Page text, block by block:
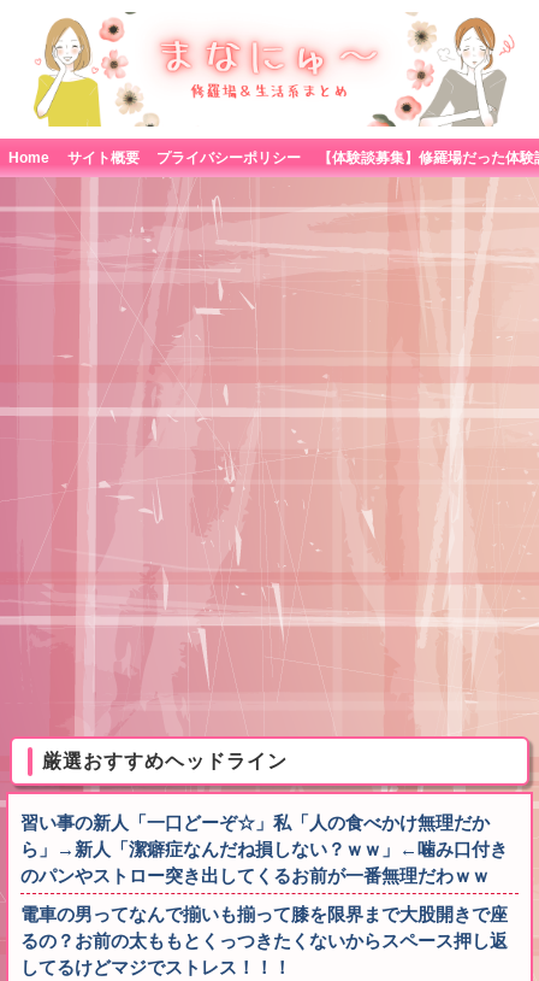
Home サイト概要 プライバシーポリシー
厳選おすすめヘッドライン
習い事の新人「一口どーぞ☆」私「人の食べかけ無理だか
ら」→新人「潔癖症なんだね損しない？ｗｗ」←噛み口付き
のパンやストロー突き出してくるお前が一番無理だわｗｗ
電車の男ってなんで揃いも揃って膝を限界まで大股開きで座
るの？お前の太ももとくっつきたくないからスペース押し返
してるけどマジでストレス！！！